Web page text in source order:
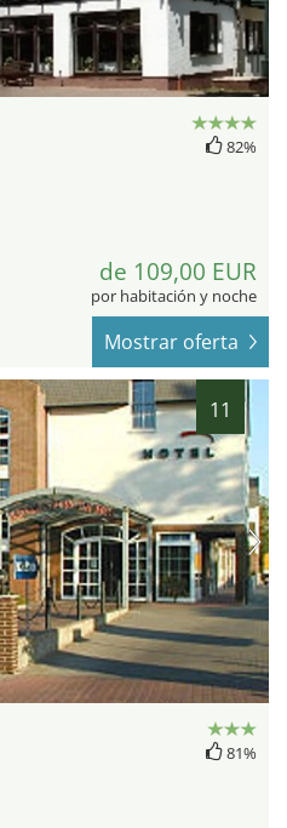
82%
de 109,00 EUR
por habitación y noche
Mostrar oferta
11
81%